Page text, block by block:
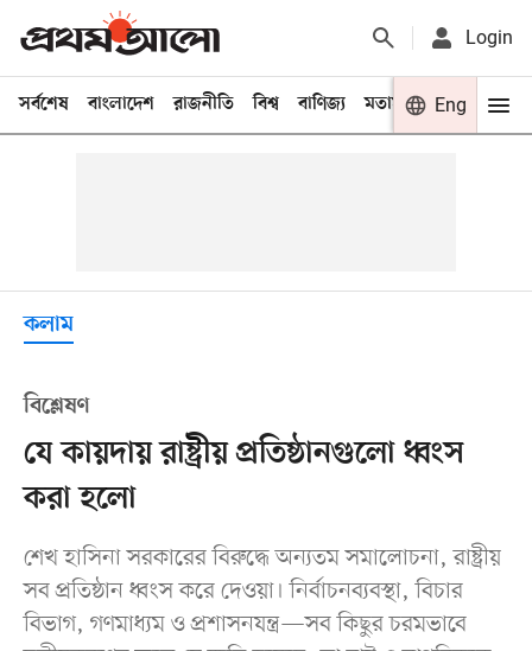
Login
সর্বশেষ বাংলাদেশ রাজনীতি বিশ্ব বাণিজ্য মতামত খেলা
Eng
কলাম
বিশ্লেষণ
যে কায়দায় রাষ্ট্রীয় প্রতিষ্ঠানগুলো ধ্বংস
করা হলো
শেখ হাসিনা সরকারের বিরুদ্ধে অন্যতম সমালোচনা, রাষ্ট্রীয়
সব প্রতিষ্ঠান ধ্বংস করে দেওয়া। নির্বাচনব্যবস্থা, বিচার
বিভাগ, গণমাধ্যম ও প্রশাসনযন্ত্র—সব কিছুর চরমভাবে